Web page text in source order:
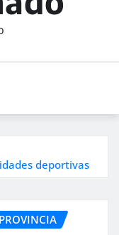
deportivas
PROVINCIA